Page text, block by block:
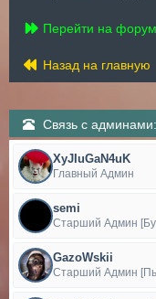
Перейти на форум
Назад на главную
Связь с админами:
XyJIuGaN4uK
Главный Админ
semi
Старший Админ
GazoWskii
Старший Админ